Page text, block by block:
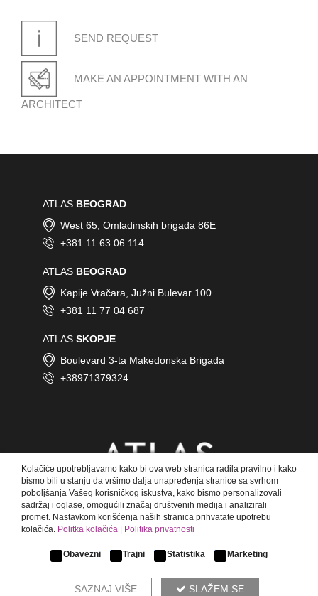
GRADAČAC
Ormanica bb - Gradačac
KRAGUJEVAC
MILOVANA GUŠIĆA 87B - Kragujevac
Fännstrasse 49 - Küssnacht am Rigi
LJUBLJANA
Lazarjeva ulica 12 - Ljubljana
SEND REQUEST
MAKE AN APPOINTMENT WITH AN
ARCHITECT
ATLAS BEOGRAD
West 65, Omladinskih brigada 86E
+381 11 63 06 114
ATLAS BEOGRAD
Kapije Vračara, Južni Bulevar 100
+381 11 77 04 687
ATLAS SKOPJE
Boulevard 3-ta Makedonska Brigada
+38971379324
Sva prava zadržana.
Kolačiće upotrebljavamo kako bi ova web stranica radila pravilno i kako
bismo bili u stanju da vršimo dalja unapređenja stranice sa svrhom
poboljšanja Vašeg korisničkog iskustva, kako bismo personalizovali
sadržaj i oglase, omogućili značaj društvenih medija i analizirali
promet. Nastavkom korišćenja naših stranica prihvatate upotrebu
kolačića. Politka kolačića Politika privatnosti
Obavezni Trajni Statistika Marketing
SAZNAJ VIŠE SLAŽEM SE